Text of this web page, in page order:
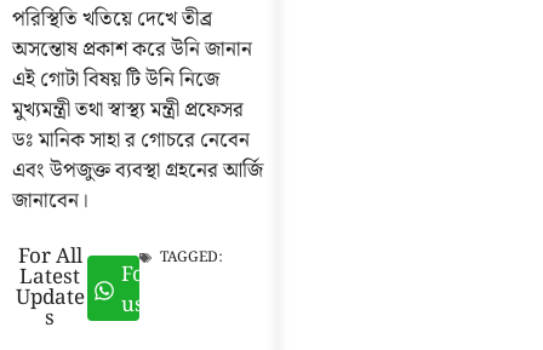
পরিস্থিতি খতিয়ে দেখে তীব্র
অসন্তোষ প্রকাশ করে উনি জানান
এই গোটা বিষয় টি উনি নিজে
মুখ্যমন্ত্রী তথা স্বাস্থ্য মন্ত্রী প্রফেসর
ডঃ মানিক সাহা র গোচরে নেবেন
এবং উপজুক্ত ব্যবস্থা গ্রহনের আর্জি
জানাবেন।
For All
Latest
Update
s
Follow
us
TAGGED: